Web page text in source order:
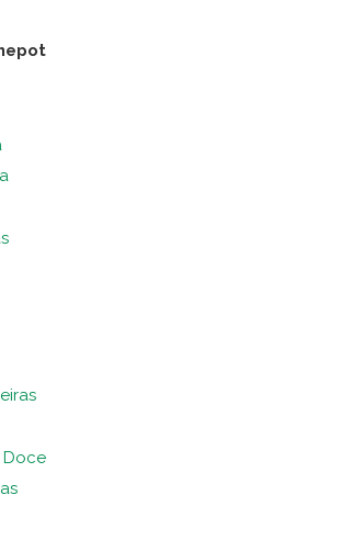
Doce